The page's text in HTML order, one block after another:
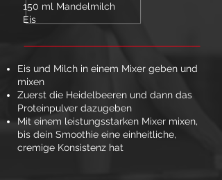
Eis und Milch in einem Mixer geben und
mixen
Zuerst die Heidelbeeren und dann das
Proteinpulver dazugeben
Mit einem leistungsstarken Mixer mixen,
bis dein Smoothie eine einheitliche,
cremige Konsistenz hat
150 ml Mandelmilch
Eis